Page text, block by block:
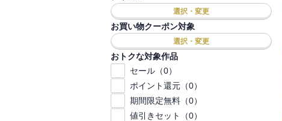
選択・変更
お買い物クーポン対象
選択・変更
おトクな対象作品
セール（0）
ポイント還元（0）
期間限定無料（0）
値引きセット（0）